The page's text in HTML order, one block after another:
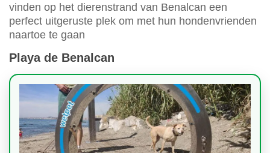
vinden op het dierenstrand van Benalcan een
perfect uitgeruste plek om met hun hondenvrienden
naartoe te gaan
Playa de Benalcan